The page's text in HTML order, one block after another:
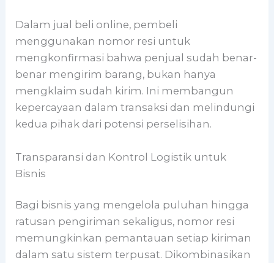
Dalam jual beli online, pembeli
menggunakan nomor resi untuk
mengkonfirmasi bahwa penjual sudah benar-
benar mengirim barang, bukan hanya
mengklaim sudah kirim. Ini membangun
kepercayaan dalam transaksi dan melindungi
kedua pihak dari potensi perselisihan.
Transparansi dan Kontrol Logistik untuk
Bisnis
Bagi bisnis yang mengelola puluhan hingga
ratusan pengiriman sekaligus, nomor resi
memungkinkan pemantauan setiap kiriman
dalam satu sistem terpusat. Dikombinasikan